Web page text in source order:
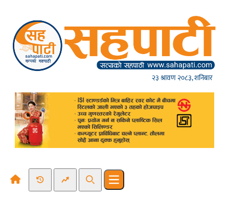
२३ श्रावण २०८३, शनिबार
Recent NewsTrending News
SearchOpen main menu